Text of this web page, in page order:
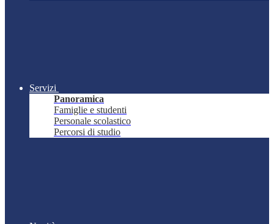
Servizi
Panoramica
Famiglie e studenti
Personale scolastico
Percorsi di studio